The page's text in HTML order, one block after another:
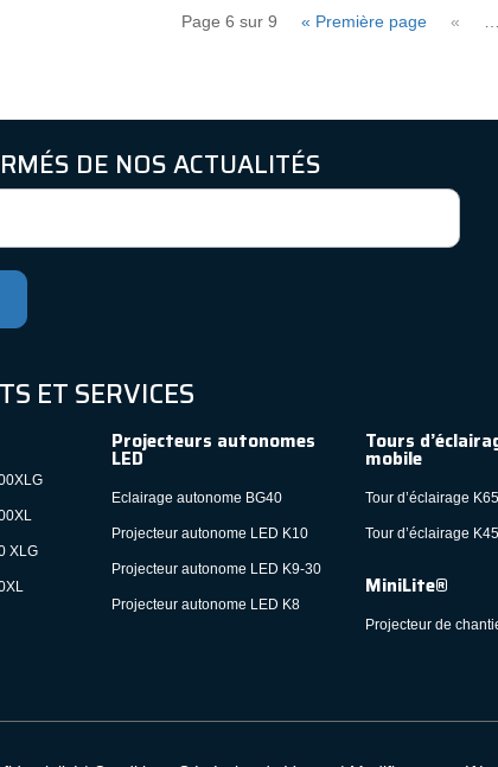
Page 6 sur 9 « Première page «
DE NOS ACTUALITÉS
ET SERVICES
XLG
Projecteurs autonomes
LED
Eclairage autonome BG40
Projecteur autonome LED K10
Projecteur autonome LED K9-30
Projecteur autonome LED K8
Tours
mobile
Tour d’éclairage K65
Tour d’éclairage
MiniLite®
Projecteur de